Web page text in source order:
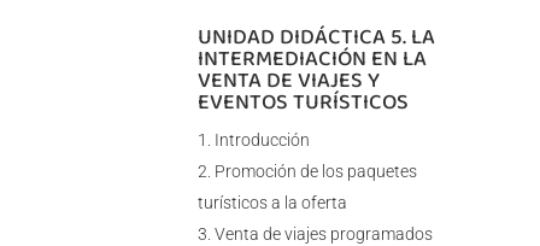
UNIDAD DIDÁCTICA 5. LA
INTERMEDIACIÓN EN LA
VENTA DE VIAJES Y
EVENTOS TURÍSTICOS
Introducción
Promoción de los paquetes
turísticos a la oferta
Venta de viajes programados